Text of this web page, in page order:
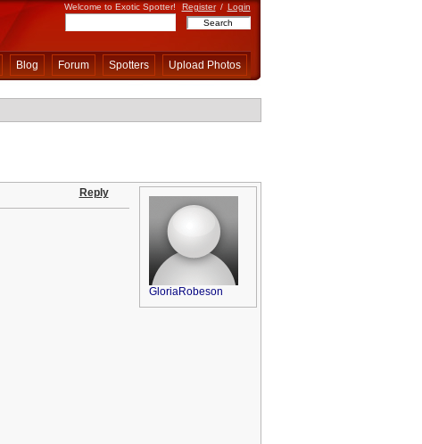
Welcome to Exotic Spotter! Register / Login
Blog Forum Spotters Upload Photos
Reply
GloriaRobeson